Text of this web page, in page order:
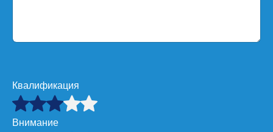
Квалификация
Внимание